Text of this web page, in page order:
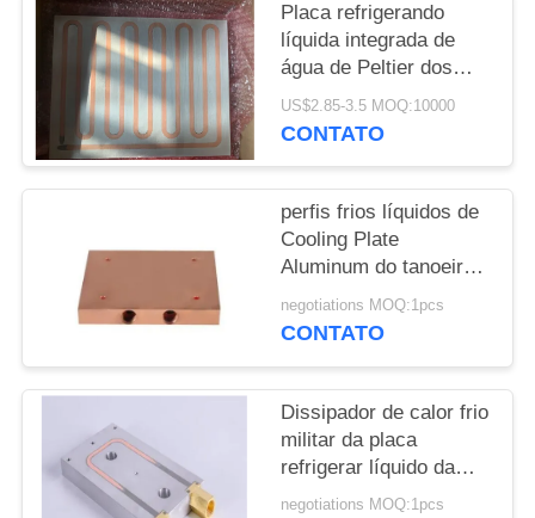
PRIVACY
POLICY
Placa refrigerando
líquida integrada de
água de Peltier dos
sistemas de
refrigeração com as
US$2.85-3.5 MOQ:10000
CONTATO
perfis frios líquidos de
Cooling Plate
Aluminum do tanoeiro
1000W
negotiations MOQ:1pcs
CONTATO
Dissipador de calor frio
militar da placa
refrigerar líquido da
indústria
negotiations MOQ:1pcs